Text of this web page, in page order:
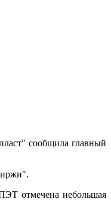
сообщила главный
отмечена небольшая